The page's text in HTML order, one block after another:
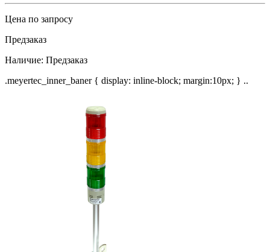
Цена по запросу
Предзаказ
Наличие: Предзаказ
.meyertec_inner_baner { display: inline-block; margin:10px; } ..